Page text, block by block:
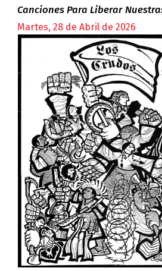
Canciones Para Liberar
Martes, 28 de Abril de 2026